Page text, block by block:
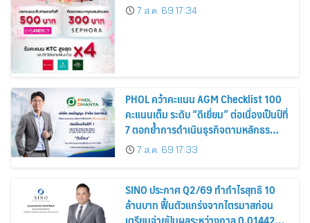
7 ส.ค. 69 17:34
PHOL คว้าคะแนน AGM Checklist 100
คะแนนเต็ม ระดับ “ดีเยี่ยม” ต่อเนื่องเป็นปีที่
7 ตอกย้ำการดำเนินธุรกิจตามหลักธร
รมาภิบาล โปร่งใส สร้างความเชื่อมั่นผู้ถือ
หุ้น
7 ส.ค. 69 17:33
SINO ประกาศ Q2/69 ทำกำไรสุทธิ 10
ล้านบาท ฟื้นตัวแกร่งจากไตรมาสก่อน